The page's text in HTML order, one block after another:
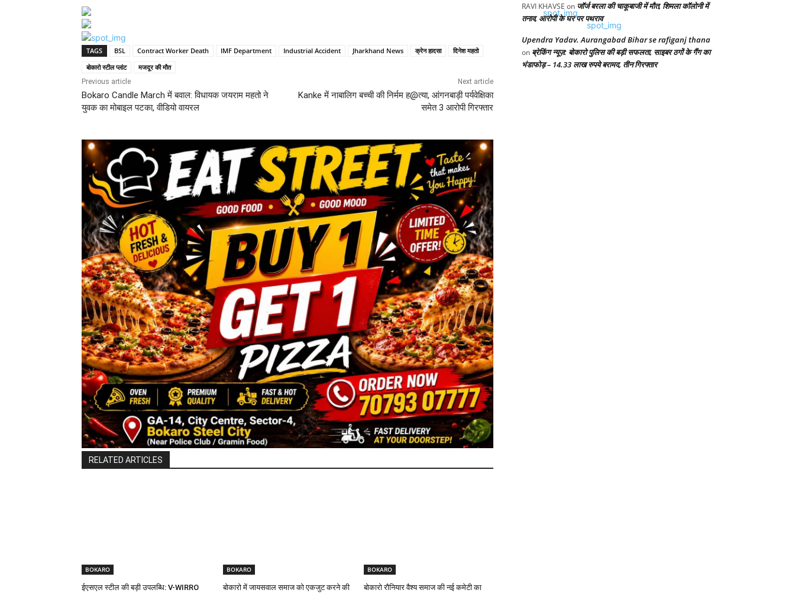
TAGS BSL Contract Worker Death IMF Department Industrial Accident Jharkhand News क्रेन हादसा
दिनेश महतो
बोकारो स्टील प्लांट
मजदूर की मौत
Previous article
Bokaro Candle March में बवाल: विधायक जयराम महतो ने
युवक का मोबाइल पटका, वीडियो वायरल
Next article
Kanke में नाबालिग बच्ची की निर्मम ह@त्या, आंगनबाड़ी पर्यवेक्षिका
समेत 3 आरोपी गिरफ्तार
RELATED ARTICLES
BOKARO
ईएसएल स्टील की बड़ी उपलब्धि: V-WIRRO
BOKARO
बोकारो में जायसवाल समाज को एकजुट करने की
BOKARO
बोकारो रौनियार वैश्य समाज की नई कमेटी का
RAVI KHAVSE on जॉर्ज बरला की चाकूबाजी में मौत, शिमला कॉलोनी में
तनाव, आरोपी के घर पर पथराव
Upendra Yadav. Aurangabad Bihar se rafiganj thana
on ब्रेकिंग न्यूज़: बोकारो पुलिस की बड़ी सफलता, साइबर ठगों के गैंग का
भंडाफोड़ – 14.33 लाख रुपये बरामद, तीन गिरफ्तार